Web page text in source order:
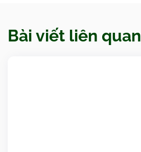
Bài viết liên quan